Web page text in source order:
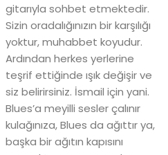
gitarıyla sohbet etmektedir.
Sizin oradalığınızın bir karşılığı
yoktur, muhabbet koyudur.
Ardından herkes yerlerine
teşrif ettiğinde ışık değişir ve
siz belirirsiniz. İsmail için yani.
Blues’a meyilli sesler çalınır
kulağınıza, Blues da ağıttır ya,
başka bir ağıtın kapısını